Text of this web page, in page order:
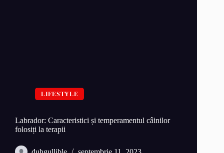
LIFESTYLE
Labrador: Caracteristici și temperamentul câinilor
folosiți la terapii